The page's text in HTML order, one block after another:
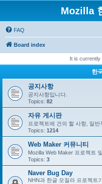
Mozilla
FAQ
Board index
It is currently
한
공지사항
공지사항입니다.
Topics: 82
자유 게시판
프로젝트에 건의 할 사항, 일
Topics: 1214
Web Maker 커뮤니티
Mozilla Web Maker 프로젝트
Topics: 3
Naver Bug Day
NHN과 한글 모질라 프로젝트